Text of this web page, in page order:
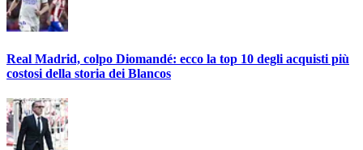
Real Madrid, colpo Diomandé: ecco la top 10 degli acquisti più
costosi della storia dei Blancos